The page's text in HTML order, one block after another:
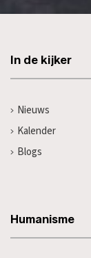
In de kijker
Nieuws
Kalender
Blogs
Humanisme